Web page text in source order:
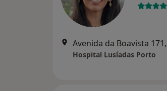
Avenida da Boavista
Hospital Lusíadas Porto